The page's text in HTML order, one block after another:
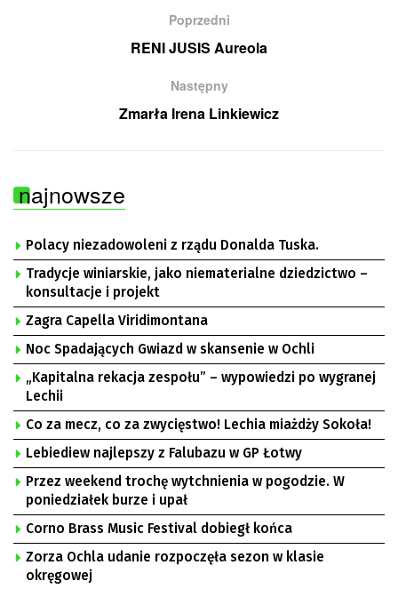
Poprzedni
RENI JUSIS Aureola
Następny
Zmarła Irena Linkiewicz
najnowsze
Polacy niezadowoleni z rządu Donalda Tuska.
Tradycje winiarskie, jako niematerialne dziedzictwo –
konsultacje i projekt
Zagra Capella Viridimontana
Noc Spadających Gwiazd w skansenie w Ochli
„Kapitalna rekacja zespołu” – wypowiedzi po wygranej
Lechii
Co za mecz, co za zwycięstwo! Lechia miażdży Sokoła!
Lebiediew najlepszy z Falubazu w GP Łotwy
Przez weekend trochę wytchnienia w pogodzie. W
poniedziałek burze i upał
Corno Brass Music Festival dobiegł końca
Zorza Ochla udanie rozpoczęła sezon w klasie
okręgowej